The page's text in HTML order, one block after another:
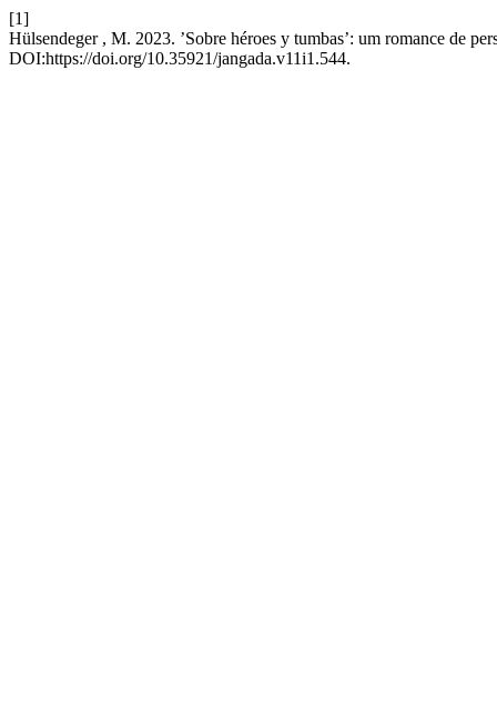
[1]
Hülsendeger , M. 2023. ’Sobre héroes y tumbas’: um romance de
DOI:https://doi.org/10.35921/jangada.v11i1.544.